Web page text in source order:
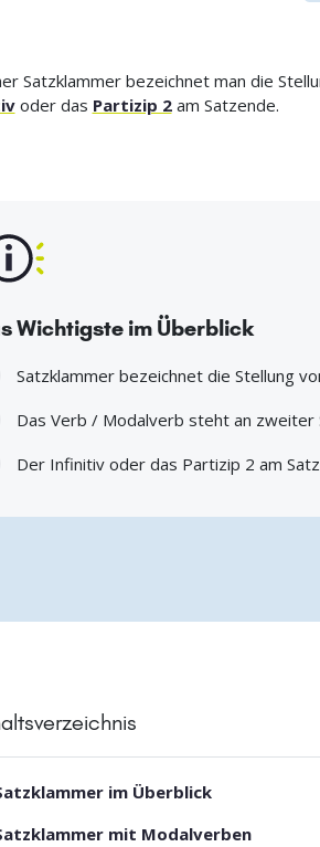
Satzklammer bezeichnet man die
oder das Partizip 2am Satzende.
Wichtigste im Überblick
Satzklammer bezeichnet die Stellung
Das Verb / Modalverb steht an zweiter
Der Infinitiv oder das Partizip 2 am
im Überblick
mit Modalverben